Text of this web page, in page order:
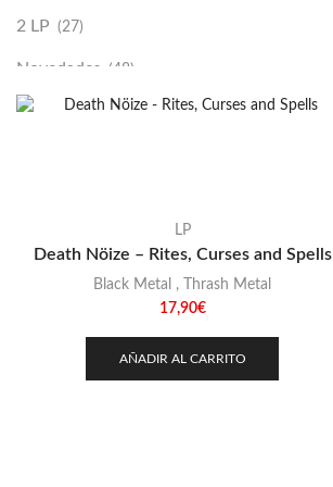
2 LP (27)
Novedades (48)
Vinilako (34)
LP
Death Nöize – Rites, Curses and Spells
Black Metal ,
Thrash Metal
17,90€
AÑADIR AL CARRITO